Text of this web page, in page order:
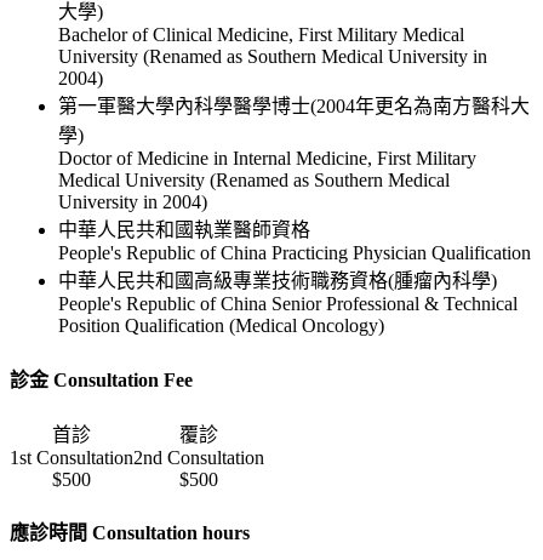
大學)
Bachelor of Clinical Medicine, First Military Medical
University (Renamed as Southern Medical University in
2004)
第一軍醫大學內科學醫學博士(2004年更名為南方醫科大
學)
Doctor of Medicine in Internal Medicine, First Military
Medical University (Renamed as Southern Medical
University in 2004)
中華人民共和國執業醫師資格
People's Republic of China Practicing Physician Qualification
中華人民共和國高級專業技術職務資格(腫瘤內科學)
People's Republic of China Senior Professional & Technical
Position Qualification (Medical Oncology)
診金 Consultation Fee
首診
1st Consultation
覆診
2nd Consultation
$500
$500
應診時間 Consultation hours